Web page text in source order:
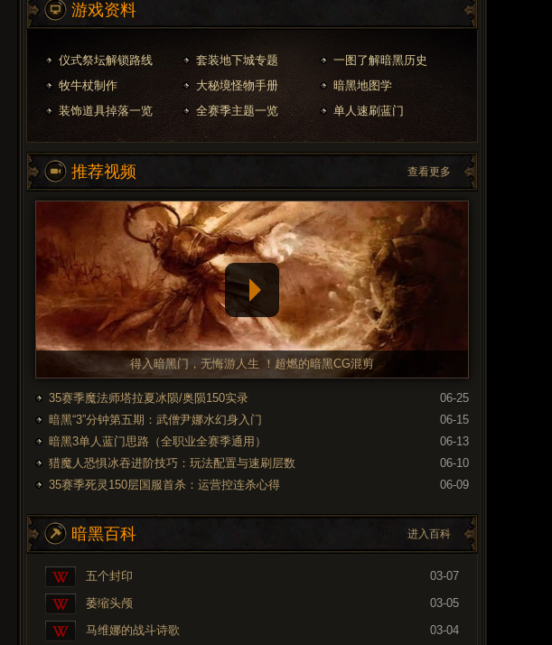
游戏资料
仪式祭坛解锁路线 套装地下城专题
一图了解暗黑历史
牧牛杖制作
大秘境怪物手册
暗黑地图学
装饰道具掉落一览
全赛季主题一览 单人速刷蓝门
推荐视频 查看更多
得入暗黑门，无悔游人生 ！超燃的暗黑CG混剪
35赛季魔法师塔拉夏冰陨/奥陨150实录
06-25
暗黑“3”分钟第五期：武僧尹娜水幻身入门
06-15
暗黑3单人蓝门思路（全职业全赛季通用）
06-13
猎魔人恐惧冰吞进阶技巧：玩法配置与速刷层数
06-10
35赛季死灵150层国服首杀：运营控连杀心得
06-09
暗黑百科 进入百科
五个封印
03-07
萎缩头颅
03-05
马维娜的战斗诗歌
03-04